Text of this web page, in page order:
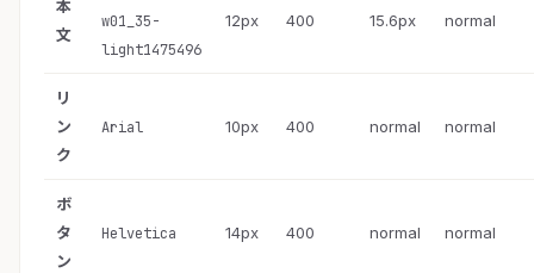
本
文
w01_35-
light1475496
12px 400 15.6px normal
リ
ン
ク
Arial 10px 400 normal normal
ボ
タ
ン
Helvetica 14px 400 normal normal